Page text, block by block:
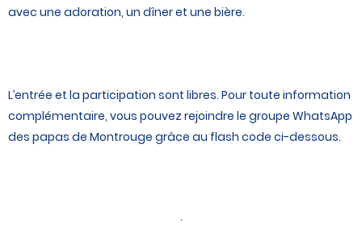
avec une adoration, un dîner et une bière.
L’entrée et la participation sont libres. Pour toute information
complémentaire, vous pouvez rejoindre le groupe WhatsApp
des papas de Montrouge grâce au flash code ci-dessous.
.